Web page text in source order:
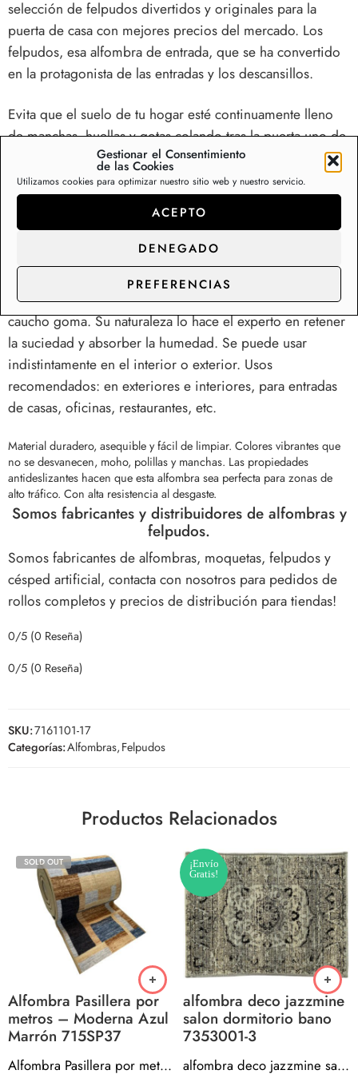
Gestionar el Consentimiento
de las Cookies
Utilizamos cookies para optimizar nuestro sitio web y nuestro servicio.
ACEPTO
DENEGADO
PREFERENCIAS
selección de felpudos divertidos y originales para la
puerta de casa con mejores precios del mercado. Los
felpudos, esa alfombra de entrada, que se ha convertido
en la protagonista de las entradas y los descansillos.
Evita que el suelo de tu hogar esté continuamente lleno
de manchas, huellas y gotas colando tras la puerta uno de
nuestros felpudo de coco natural con relieve. Entradas
limpias, uso exterior e interior; retiene la suciedad y
absorbe la humedad. Está fabricado con 100% coco
natural fijado a una base de caucho goma.
exterior, terrazas, y patios
Está fabricado con fibras de polipropileno y una base de
caucho goma. Su naturaleza lo hace el experto en retener
la suciedad y absorber la humedad. Se puede usar
indistintamente en el interior o exterior. Usos
recomendados: en exteriores e interiores, para entradas
de casas, oficinas, restaurantes, etc.
Material duradero, asequible y fácil de limpiar. Colores vibrantes que
no se desvanecen, moho, polillas y manchas. Las propiedades
antideslizantes hacen que esta alfombra sea perfecta para zonas de
alto tráfico. Con alta resistencia al desgaste.
Somos fabricantes y distribuidores de alfombras y
felpudos.
Somos fabricantes de alfombras, moquetas, felpudos y
césped artificial, contacta con nosotros para pedidos de
rollos completos y precios de distribución para tiendas!
0/5 (0 Reseña)
0/5 (0 Reseña)
SKU:7161101-17
Categorías:Alfombras,Felpudos
Productos Relacionados
SOLD OUT
Alfombra Pasillera por
metros – Moderna Azul
Marrón 715SP37
Alfombra Pasillera por metros – Moderna Azul Marrón 715SP37
¡Envío
Gratis!
alfombra deco jazzmine
salon dormitorio bano
7353001-3
alfombra deco jazzmine salon dormitorio bano 7353001-3